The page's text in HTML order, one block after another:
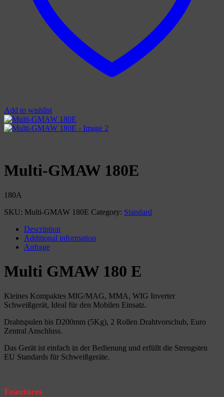
Add to wishlist
Multi-GMAW 180E
180A
SKU: Multi-GMAW 180E Category: Standard
Description
Additional information
Anfrage
Multi GMAW 180 E
Kleines Kompaktes MIG/MAG, MMA, WIG Inverter
Schweißgerät, Ideal für den Mobilen Einsatz.
Drahtspulen bis D200mm (5Kg), 2 Rollen Drahtvorschub, Euro
Zentral Anschluss.
Das Gerät ist einfach in der Bedienung und erfüllt die Strengsten
EU Standards für Schweißgeräte.
Feautures